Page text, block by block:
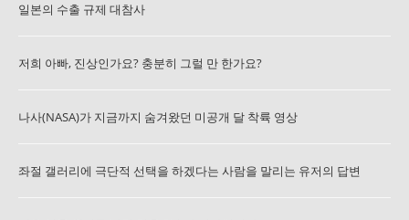
일본의 수출 규제 대참사
저희 아빠, 진상인가요? 충분히 그럴 만 한가요?
나사(NASA)가 지금까지 숨겨왔던 미공개 달 착륙 영상
좌절 갤러리에 극단적 선택을 하겠다는 사람을 말리는 유저의 답변